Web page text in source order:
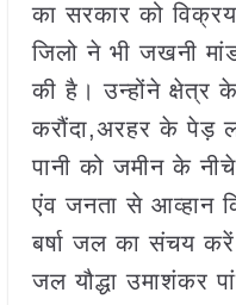
का सरकार को
जिलो ने भी जखनी
की है। उन्होंने क्षेत्र
करौंदा,अरहर के पेड़
पानी को जमीन के नीचे
एंव जनता से आव्हान
बर्षा जल का संचय
जल यौद्धा उमाशंकर